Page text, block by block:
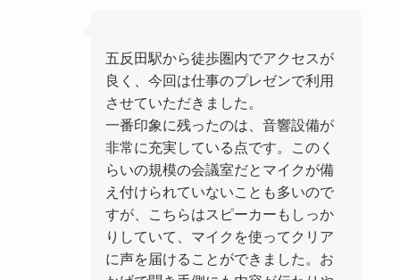
五反田駅から徒歩圏内でアクセスが
良く、今回は仕事のプレゼンで利用
させていただきました。
一番印象に残ったのは、音響設備が
非常に充実している点です。このく
らいの規模の会議室だとマイクが備
え付けられていないことも多いので
すが、こちらはスピーカーもしっか
りしていて、マイクを使ってクリア
に声を届けることができました。お